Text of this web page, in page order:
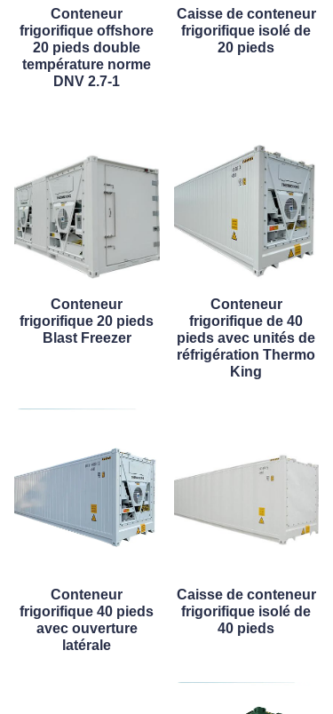
Conteneur
frigorifique offshore
20 pieds double
température norme
DNV 2.7-1
Caisse de conteneur
frigorifique isolé de
20 pieds
Conteneur
frigorifique 20 pieds
Blast Freezer
Conteneur
frigorifique de 40
pieds avec unités de
réfrigération Thermo
King
Conteneur
frigorifique 40 pieds
avec ouverture
latérale
Caisse de conteneur
frigorifique isolé de
40 pieds